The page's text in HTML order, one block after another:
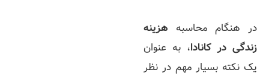
در هنگام محاسبه هزینه
زندگی در کانادا، به عنوان
یک نکته بسیار مهم در نظر